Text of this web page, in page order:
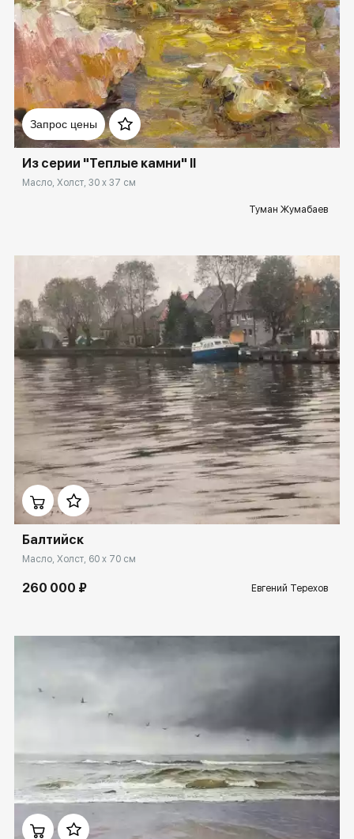
Другие проекты
Rakov
baget
Rakov
special
Сортировка
Ключевые слова
Cкрыть проданные работы
Запрос цены
Домен: rakovgallery.ru
Из серии "Теплые камни" II
Масло, Холст, 30 x 37 см
Туман Жумабаев
Домен: rakovgallery.ru
Балтийск
Масло, Холст, 60 x 70 см
260 000 ₽ Евгений Терехов
Домен: rakovgallery.ru